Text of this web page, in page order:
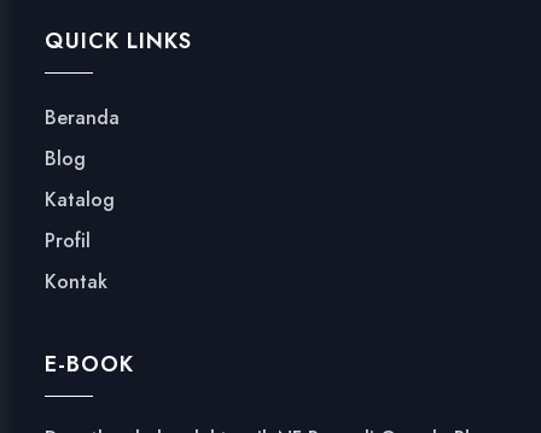
QUICK LINKS
Beranda
Blog
Katalog
Profil
Kontak
E-BOOK